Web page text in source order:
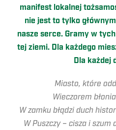
manifest lokalnej
nie jest to tylko
nasze serce. Gramy w
tej ziemi. Dla każdego
Dla każdej
Miasto, które
Wieczorem
W zamku błądzi duch
W Puszczy – cisza i